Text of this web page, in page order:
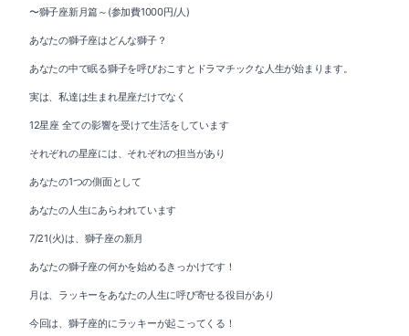
〜獅子座新月篇～(参加費1000円/人)
あなたの獅子座はどんな獅子？
あなたの中で眠る獅子を呼びおこすとドラマチックな人生が始まります。
実は、私達は生まれ星座だけでなく
12星座 全ての影響を受けて生活をしています
それぞれの星座には、それぞれの担当があり
あなたの1つの側面として
あなたの人生にあらわれています
7/21(火)は、獅子座の新月
あなたの獅子座の何かを始めるきっかけです！
月は、ラッキーをあなたの人生に呼び寄せる役目があり
今回は、獅子座的にラッキーが起こってくる！